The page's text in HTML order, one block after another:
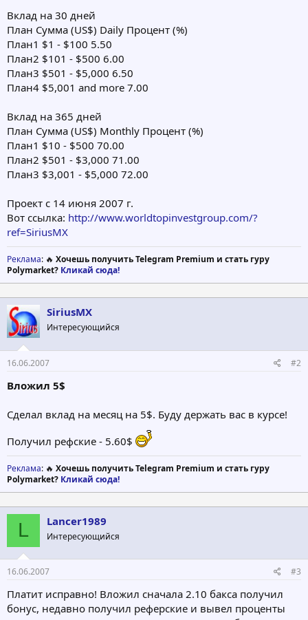
Вклад на 30 дней
План Сумма (US$) Daily Процент (%)
План1 $1 - $100 5.50
План2 $101 - $500 6.00
План3 $501 - $5,000 6.50
План4 $5,001 and more 7.00
Вклад на 365 дней
План Сумма (US$) Monthly Процент (%)
План1 $10 - $500 70.00
План2 $501 - $3,000 71.00
План3 $3,001 - $5,000 72.00
Проект с 14 июня 2007 г.
Вот ссылка: http://www.worldtopinvestgroup.com/?
ref=SiriusMX
Реклама: 🔥 Хочешь получить Telegram Premium и стать гуру
Polymarket? Кликай сюда!
SiriusMX
Интересующийся
16.06.2007 #2
Вложил 5$
Сделал вклад на месяц на 5$. Буду держать вас в курсе!
Получил рефские - 5.60$
Реклама: 🔥 Хочешь получить Telegram Premium и стать гуру
Polymarket? Кликай сюда!
L Lancer1989
Интересующийся
16.06.2007 #3
Платит исправно! Вложил сначала 2.10 бакса получил
бонус, недавно получил реферские и вывел проценты